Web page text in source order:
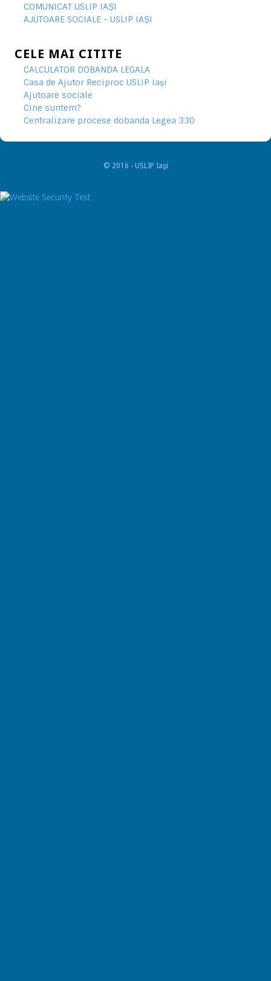
COMUNICAT USLIP IAȘI
AJUTOARE SOCIALE - USLIP IAȘI
CELE MAI CITITE
CALCULATOR DOBANDA LEGALA
Casa de Ajutor Reciproc USLIP Iași
Ajutoare sociale
Cine suntem?
Centralizare procese dobanda Legea 330
© 2016 - USLIP Iaşi